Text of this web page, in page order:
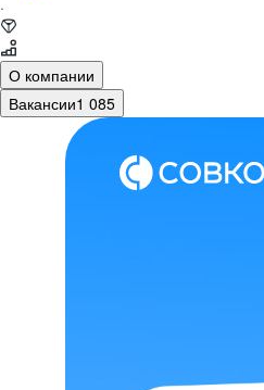
·
О компании
Вакансии1 085